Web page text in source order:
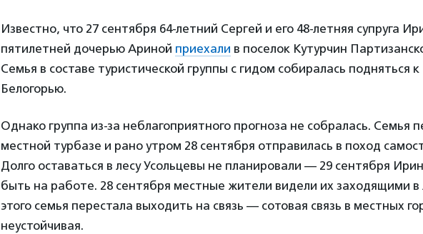
Известно, что 27 сентября 64-летний Сергей и его 48-летняя супруга
пятилетней дочерью Ариной приехали в поселок Кутурчин
Семья в составе туристической группы с гидом собиралась подняться
Белогорью.
Однако группа из-за неблагоприятного прогноза не собралась. Семья
местной турбазе и рано утром 28 сентября отправилась в поход
Долго оставаться в лесу Усольцевы не планировали — 29 сентября
быть на работе. 28 сентября местные жители видели их заходящими в
этого семья перестала выходить на связь — сотовая связь в местных
неустойчивая.